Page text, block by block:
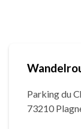
Parking du
73210